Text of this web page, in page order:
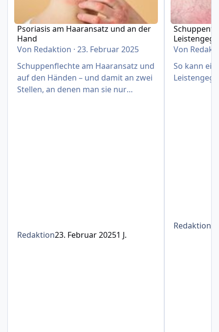
Psoriasis am Haaransatz und an der
Hand
Von Redaktion ·23. Februar 2025
Schuppenflechte am Haaransatz und
auf den Händen – und damit an zwei
Stellen, an denen man sie nur
Redaktion23. Februar 20251 J.
Von
So kann
Redaktion